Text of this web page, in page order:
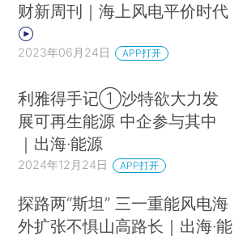
财新周刊｜海上风电平价时代
2023年06月24日 APP打开
利雅得手记①沙特欲大力发
展可再生能源 中企参与其中
｜出海·能源
2024年12月24日 APP打开
探路两“斯坦” 三一重能风电海
外扩张不惧山高路长｜出海·能